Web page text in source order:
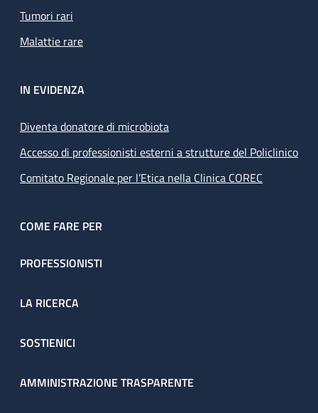
Tumori rari
Malattie rare
IN EVIDENZA
Diventa donatore di microbiota
Accesso di professionisti esterni a strutture del Policlinico
Comitato Regionale per l’Etica nella Clinica COREC
COME FARE PER
PROFESSIONISTI
LA RICERCA
SOSTIENICI
AMMINISTRAZIONE TRASPARENTE